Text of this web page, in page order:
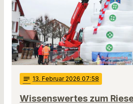
notes 13. Februar 2026 07:58
Wissenswertes zum